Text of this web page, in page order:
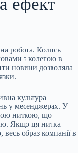
ефект
робота. Колись
з колегою в
новини дозволяла
культура
у месенджерах. У
ниткою, що
Якщо ця нитка
весь образ компанії в